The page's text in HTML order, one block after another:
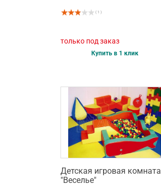
( 1 )
только под заказ
Купить в 1 клик
Детская игровая комната
"Веселье"